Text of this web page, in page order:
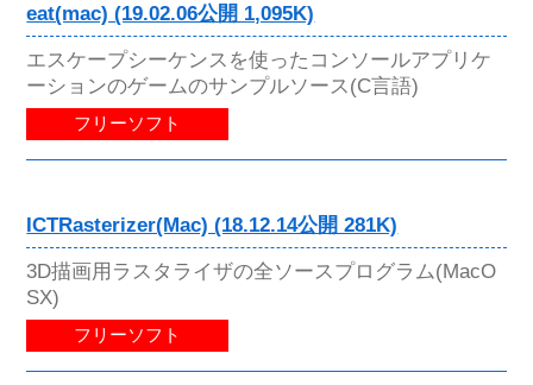
eat(mac) (19.02.06公開 1,095K)
エスケープシーケンスを使ったコンソールアプリケ
ーションのゲームのサンプルソース(C言語)
フリーソフト
ICTRasterizer(Mac) (18.12.14公開 281K)
3D描画用ラスタライザの全ソースプログラム(MacO
SX)
フリーソフト